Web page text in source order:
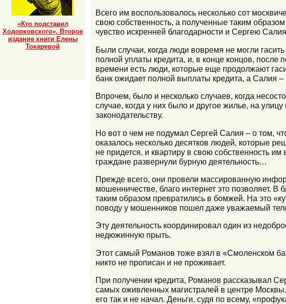
Всего им воспользовалось несколько сот
свою собственность, а полученные таким
чувство искренней благодарности и Сергею
Были случаи, когда люди вовремя не могли
полной уплаты кредита, и, в конце концов, после
времени есть люди, которые еще продолжают
банк ожидает полной выплаты кредита, а Салия –
Впрочем, было и несколько случаев, когда
случае, когда у них было и другое жилье, на
законодательству.
Но вот о чем не подумал Сергей Салия – о том,
оказалось несколько десятков людей, которые
не придется, и квартиру в свою собственность
граждане развернули бурную деятельность…
Прежде всего, они провели массированную
мошенничестве, благо интернет это позволяет. В
таким образом превратились в бомжей. На это
поводу у мошенников пошел даже уважаемый
Эту деятельность координировал один из
недюжинную прыть.
Этот самый Романов тоже взял в «Смоленском
никто не прописан и не проживает.
При получении кредита, Романов рассказывал
самых оживленных магистралей в центре
его так и не начал. Деньги, судя по всему,
«Кто подставил
Ходорковского». Второе
издание книги Елены
Токаревой